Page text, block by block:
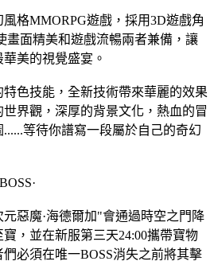
風格MMORPG遊戲，採用3D遊戲角
畫面精美和遊戲流暢兩者兼備，讓
美的視覺盛宴。
色技能，全新技術帶來華麗的效果
界觀，深厚的背景文化，熱血的冒
等待你譜寫一段屬於自己的奇幻
惡魔·海德爾加"會通過時空之門降
，並在新服第三天24:00攜帶寶物
必須在唯一BOSS消失之前將其擊